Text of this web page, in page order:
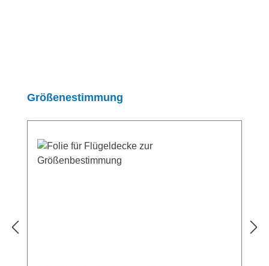
Produktgalerie überspringen
Größenestimmung